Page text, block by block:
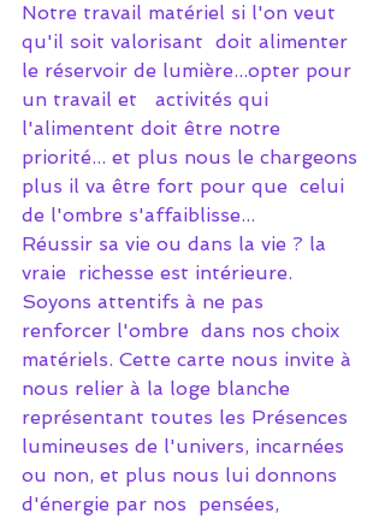
Notre travail matériel si l'on veut
qu'il soit valorisant  doit alimenter
le réservoir de lumière...opter pour
un travail et   activités qui
l'alimentent doit être notre
priorité... et plus nous le chargeons
plus il va être fort pour que  celui
de l'ombre s'affaiblisse...
Réussir sa vie ou dans la vie ? la
vraie  richesse est intérieure.
Soyons attentifs à ne pas
renforcer l'ombre  dans nos choix
matériels. Cette carte nous invite à
nous relier à la loge blanche
représentant toutes les Présences
lumineuses de l'univers, incarnées
ou non, et plus nous lui donnons
d'énergie par nos  pensées,